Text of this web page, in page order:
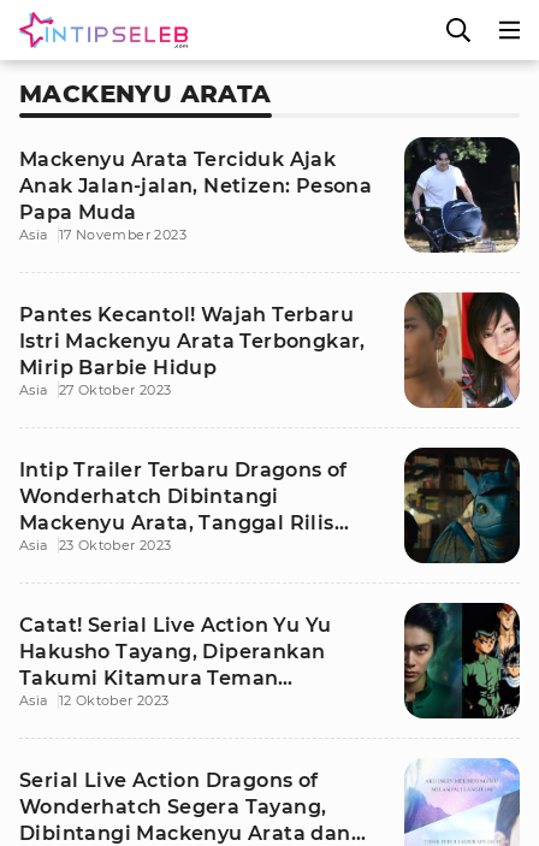
MACKENYU ARATA
Mackenyu Arata Terciduk Ajak
Anak Jalan-jalan, Netizen: Pesona
Papa Muda
Asia 17 November 2023
Pantes Kecantol! Wajah Terbaru
Istri Mackenyu Arata Terbongkar,
Mirip Barbie Hidup
Asia 27 Oktober 2023
Intip Trailer Terbaru Dragons of
Wonderhatch Dibintangi
Mackenyu Arata, Tanggal Rilis
Terungkap!
Asia 23 Oktober 2023
Catat! Serial Live Action Yu Yu
Hakusho Tayang, Diperankan
Takumi Kitamura Teman
Mackenyu Arata
Asia 12 Oktober 2023
Serial Live Action Dragons of
Wonderhatch Segera Tayang,
Dibintangi Mackenyu Arata dan